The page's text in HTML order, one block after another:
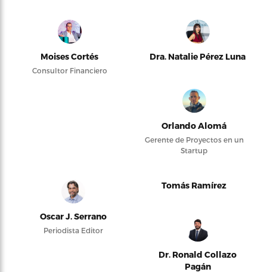
Moises Cortés
Consultor Financiero
Dra. Natalie Pérez Luna
Orlando Alomá
Gerente de Proyectos en un
Startup
Oscar J. Serrano
Periodista Editor
Tomás Ramírez
Dr. Ronald Collazo
Pagán